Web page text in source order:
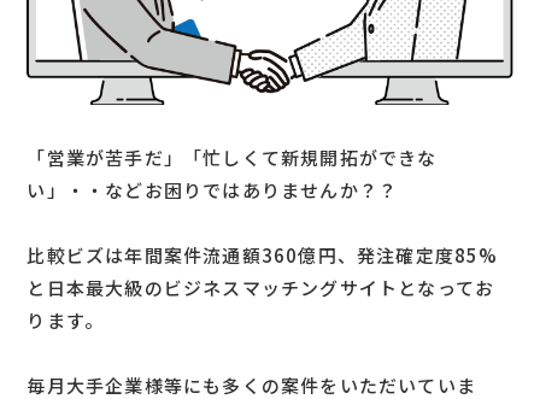
「営業が苦手だ」「忙しくて新規開拓ができな
い」・・などお困りではありませんか？？
比較ビズは年間案件流通額360億円、発注確定度85%
と日本最大級のビジネスマッチングサイトとなってお
ります。
毎月大手企業様等にも多くの案件をいただいていま